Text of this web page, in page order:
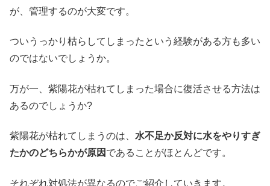
が、管理するのが大変です。
ついうっかり枯らしてしまったという経験がある方も多い
のではないでしょうか。
万が一、紫陽花が枯れてしまった場合に復活させる方法は
あるのでしょうか?
紫陽花が枯れてしまうのは、 水不足か反対に水をやりすぎ
たかのどちらかが原因 であることがほとんどです。
それぞれ対処法が異なるのでご紹介していきます。